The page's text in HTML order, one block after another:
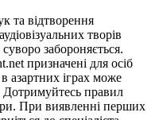
та відтворення
творів
забороняється.
призначені для осіб
азартних іграх може
Дотримуйтесь правил
При виявленні перших